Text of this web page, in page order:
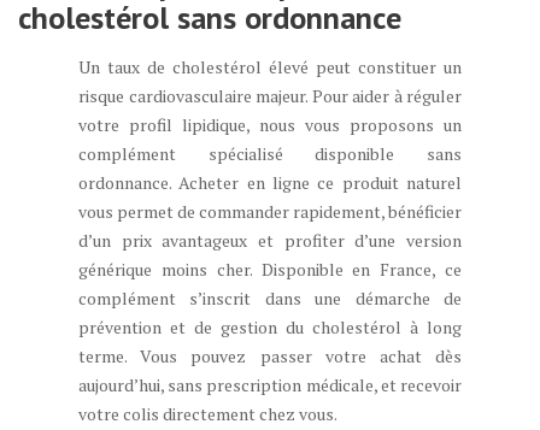
cholestérol sans ordonnance
Un taux de cholestérol élevé peut constituer un
risque cardiovasculaire majeur. Pour aider à réguler
votre profil lipidique, nous vous proposons un
complément spécialisé disponible sans
ordonnance. Acheter en ligne ce produit naturel
vous permet de commander rapidement, bénéficier
d’un prix avantageux et profiter d’une version
générique moins cher. Disponible en France, ce
complément s’inscrit dans une démarche de
prévention et de gestion du cholestérol à long
terme. Vous pouvez passer votre achat dès
aujourd’hui, sans prescription médicale, et recevoir
votre colis directement chez vous.